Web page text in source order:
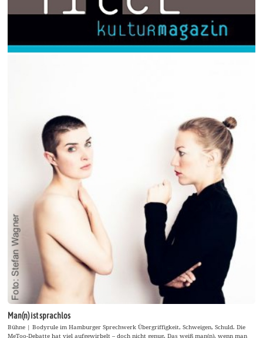
Man(n) ist sprachlos
Bühne | Bodyrule im Hamburger Sprechwerk Übergriffigkeit, Schweigen, Schuld. Die
MeToo-Debatte hat viel aufgewirbelt – doch nicht genug. Das weiß man(n), wenn man